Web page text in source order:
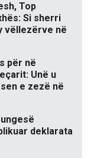
Top
Si sherri
vëllezërve në
për në
Unë u
e zezë në
deklarata